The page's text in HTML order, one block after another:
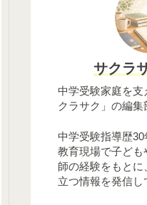
サクラ
中学受験家庭を支
クラサク」の編集
中学受験指導歴30
教育現場で子ど
師の経験をもと
立つ情報を発信し